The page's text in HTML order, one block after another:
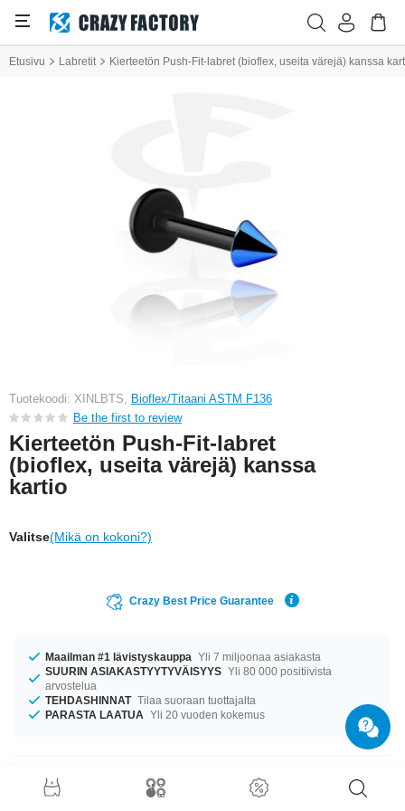
Etusivu Labretit Kierteetön Push-Fit-labret (bioflex, useita värejä) kanssa
Tuotekoodi: XINLBTS, Bioflex/Titaani ASTM F136
Be the first to review
Kierteetön Push-Fit-labret
(bioflex, useita värejä) kanssa
kartio
Valitse(Mikä on kokoni?)
Crazy Best Price Guarantee
Maailman #1 lävistyskauppa Yli 7 miljoonaa asiakasta
SUURIN ASIAKASTYYTYVÄISYYS Yli 80 000 positiivista
arvostelua
TEHDASHINNAT Tilaa suoraan tuottajalta
PARASTA LAATUA Yli 20 vuoden kokemus